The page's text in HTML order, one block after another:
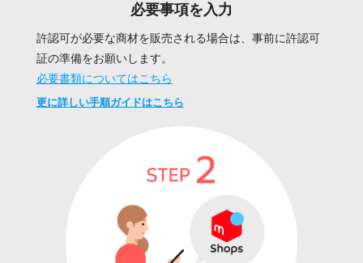
必要事項を入力
許認可が必要な商材を販売される場合は、事前に許認可
証の準備をお願いします。
必要書類についてはこちら
更に詳しい手順ガイドはこちら